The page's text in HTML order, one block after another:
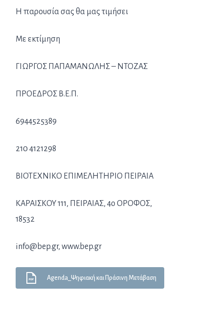
Η παρουσία σας θα μας τιμήσει
Με εκτίμηση
ΓΙΩΡΓΟΣ ΠΑΠΑΜΑΝΩΛΗΣ – ΝΤΟΖΑΣ
ΠΡΟΕΔΡΟΣ Β.Ε.Π.
6944525389
210 4121298
ΒΙΟΤΕΧΝΙΚΟ ΕΠΙΜΕΛΗΤΗΡΙΟ ΠΕΙΡΑΙΑ
ΚΑΡΑΙΣΚΟΥ 111, ΠΕΙΡΑΙΑΣ, 4ο ΟΡΟΦΟΣ,
18532
info@bep.gr, www.bep.gr
Agenda_Ψηφιακή και Πράσινη Μετάβαση